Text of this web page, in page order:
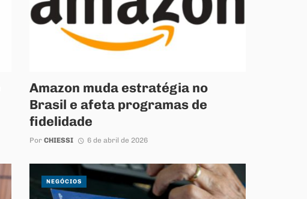
Amazon muda estratégia no
Brasil e afeta programas de
fidelidade
Por CHIESSI 6 de abril de 2026
NEGÓCIOS